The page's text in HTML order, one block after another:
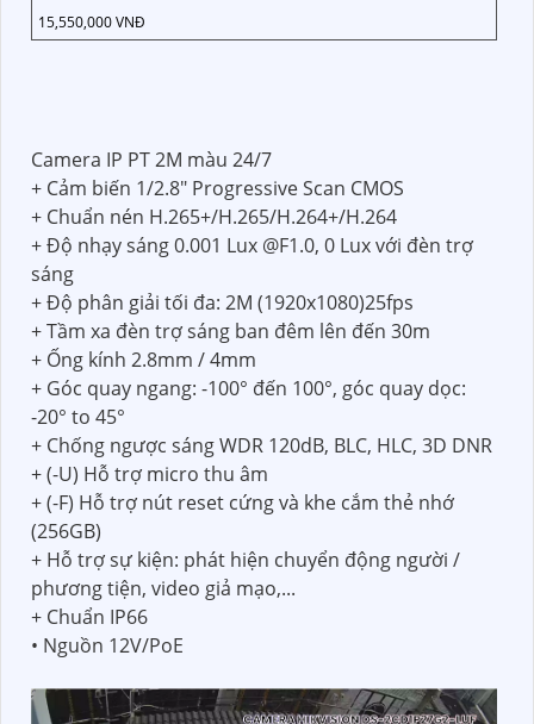
15,550,000 VNĐ
Camera IP PT 2M màu 24/7
+ Cảm biến 1/2.8" Progressive Scan CMOS
+ Chuẩn nén H.265+/H.265/H.264+/H.264
+ Độ nhạy sáng 0.001 Lux @F1.0, 0 Lux với đèn trợ
sáng
+ Độ phân giải tối đa: 2M (1920x1080)25fps
+ Tầm xa đèn trợ sáng ban đêm lên đến 30m
+ Ống kính 2.8mm / 4mm
+ Góc quay ngang: -100° đến 100°, góc quay dọc:
-20° to 45°
+ Chống ngược sáng WDR 120dB, BLC, HLC, 3D DNR
+ (-U) Hỗ trợ micro thu âm
+ (-F) Hỗ trợ nút reset cứng và khe cắm thẻ nhớ
(256GB)
+ Hỗ trợ sự kiện: phát hiện chuyển động người /
phương tiện, video giả mạo,...
+ Chuẩn IP66
• Nguồn 12V/PoE